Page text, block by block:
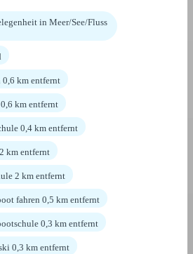
in Meer/See/Fluss
0,6 km entfernt
km entfernt
0,4 km entfernt
km entfernt
2 km entfernt
fahren 0,5 km entfernt
0,3 km entfernt
0,3 km entfernt